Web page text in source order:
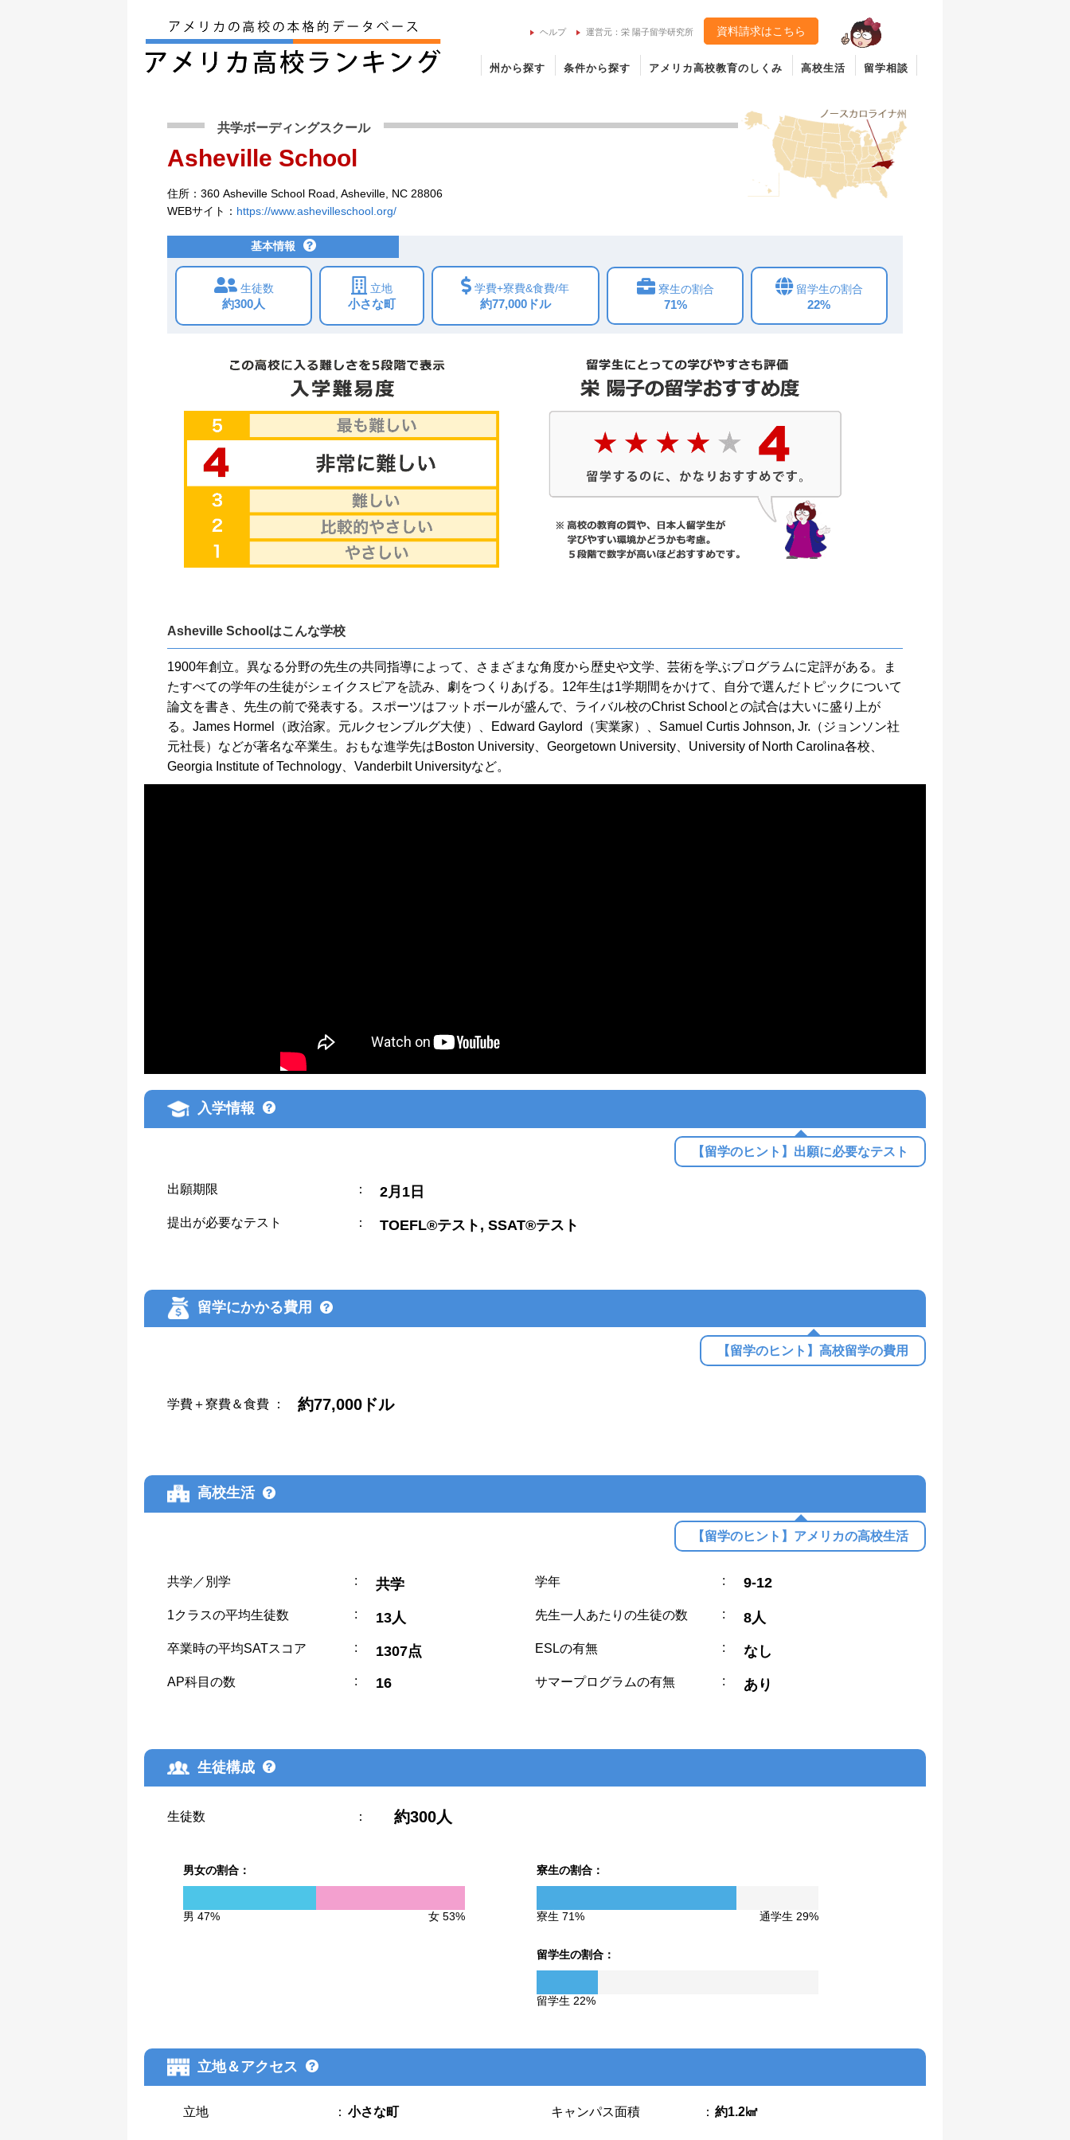
ヘルプ 運営元：栄 陽子留学研究所 資料請求はこちら
州から探す 条件から探す アメリカ高校教育のしくみ 高校生活 留学相談
共学ボーディングスクール
Asheville School
住所：360 Asheville School Road, Asheville, NC 28806
WEBサイト： https://www.ashevilleschool.org/
基本情報
生徒数
約300人
立地
小さな町
学費+寮費&食費/年
約77,000ドル
寮生の割合
71%
留学生の割合
22%
Asheville Schoolはこんな学校
1900年創立。異なる分野の先生の共同指導によって、さまざまな角度から歴史や文学、芸術を学ぶプログラムに定評がある。ま
たすべての学年の生徒がシェイクスピアを読み、劇をつくりあげる。12年生は1学期間をかけて、自分で選んだトピックについて
論文を書き、先生の前で発表する。スポーツはフットボールが盛んで、ライバル校のChrist Schoolとの試合は大いに盛り上が
る。James Hormel（政治家。元ルクセンブルグ大使）、Edward Gaylord（実業家）、Samuel Curtis Johnson, Jr.（ジョンソン社
元社長）などが著名な卒業生。おもな進学先はBoston University、Georgetown University、University of North Carolina各校、
Georgia Institute of Technology、Vanderbilt Universityなど。
入学情報
【留学のヒント】出願に必要なテスト
出願期限 ： 2月1日
提出が必要なテスト ： TOEFL®テスト, SSAT®テスト
留学にかかる費用
【留学のヒント】高校留学の費用
学費＋寮費＆食費 ： 約77,000ドル
高校生活
【留学のヒント】アメリカの高校生活
共学／別学 : 共学 学年 : 9-12
1クラスの平均生徒数 : 13人 先生一人あたりの生徒の数 : 8人
卒業時の平均SATスコア : 1307点 ESLの有無 : なし
AP科目の数 : 16 サマープログラムの有無 : あり
生徒構成
生徒数 ： 約300人
男女の割合：
男 47% 女 53%
寮生の割合：
寮生 71% 通学生 29%
留学生の割合：
留学生 22%
立地＆アクセス
立地 ： 小さな町 キャンパス面積 ： 約1.2㎢